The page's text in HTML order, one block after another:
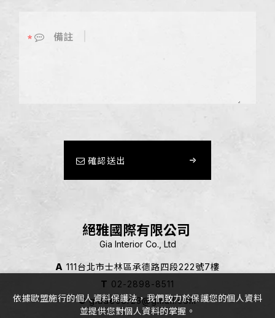
備註
確認送出
絕雅國際有限公司
Gia Interior Co., Ltd
A 111台北市士林區承德路四段222號7樓
T 02-2898-8511
G giadecor23@gmail.com
依據歐盟施行的個人資料保護法，我們致力於保護您的個人資料
並提供您對個人資料的掌握。